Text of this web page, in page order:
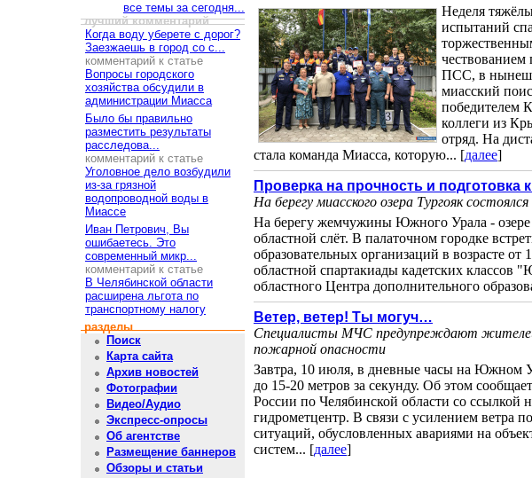
все темы за сегодня...
лучший комментарий
Когда воду уберете с дорог?
Заезжаешь в город со с...
комментарий к статье
Вопросы городского
хозяйства обсудили в
администрации Миасса
Было бы правильно
разместить результаты
расследова...
комментарий к статье
Уголовное дело возбудили
из-за грязной
водопроводной воды в
Миассе
Иван Петрович, Вы
ошибаетесь. Это
современный микр...
комментарий к статье
В Челябинской области
расширена льгота по
транспортному налогу
разделы
Поиск
Карта сайта
Архив новостей
Фотографии
Видео/Аудио
Экспресс-опросы
Об агентстве
Размещение баннеров
Обзоры и статьи
Неделя
испытаний
чествованием
ПСС, в
миасский
победителем
коллеги из
отряд. На
стала команда Миасса, которую... [далее]
Проверка на прочность и подготовка
На берегу миасского озера Тургояк
На берегу жемчужины Южного Урала - озере
областной слёт. В палаточном городке
образовательных организаций в возрасте от
областной спартакиады кадетских
областного Центра дополнительного
Ветер, ветер! Ты могуч…
Специалисты МЧС предупреждают жителей
пожарной опасности
Завтра, 10 июля, в дневные часы на Южном
до 15-20 метров за секунду. Об этом
России по Челябинской области со ссылкой
гидрометцентр. В связи с усилением ветра
ситуаций, обусловленных авариями на
систем... [далее]